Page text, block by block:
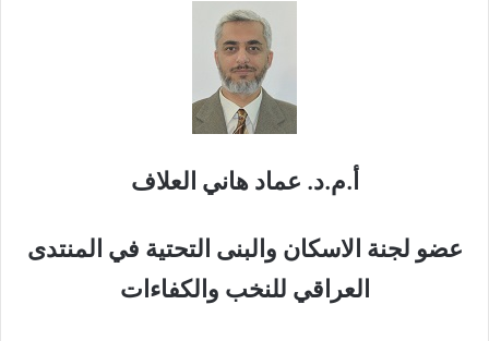
أ.م.د. عماد هاني العلاف
عضو لجنة الاسكان والبنى التحتية في المنتدى
العراقي للنخب والكفاءات